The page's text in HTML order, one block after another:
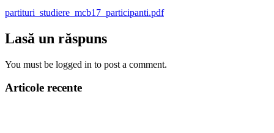
partituri_studiere_mcb17_participanti.pdf
Lasă un răspuns
You must be logged in to post a comment.
Articole recente